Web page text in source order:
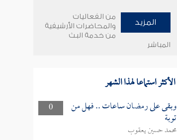
المزيد
من الفعاليات
والمحاضرات الأرشيفية
من خدمة البث
المباشر
الأكثر استماعا لهذا الشهر
0 وبقى على رمضان ساعات .. فهل من
توبة
محمد حسين يعقوب